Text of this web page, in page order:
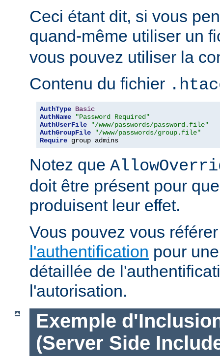
Ceci étant dit, si vous
quand-même utiliser un
vous pouvez utiliser la
Contenu du fichier
AuthType Basic
AuthName
"Password Required"
AuthUserFile
"/www/passwords/password.file"
AuthGroupFile
"/www/passwords/group.file"
Require group admins
Notez que
doit être présent pour
produisent leur effet.
Vous pouvez vous
l'authentification pour
détaillée de
l'autorisation.
Exemple
(Server Side